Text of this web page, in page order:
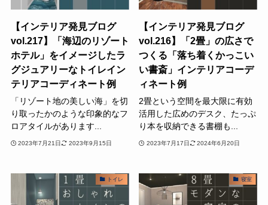
【インテリア発見ブログ
vol.217】「海辺のリゾート
ホテル」をイメージしたラ
グジュアリーなトイレイン
テリアコーディネート例
「リゾート地の美しい海」を切
り取ったかのような印象的なフ
ロアタイルがあります...
2023年7月21日 2023年9月15日
【インテリア発見ブログ
vol.216】「2畳」の広さで
つくる「落ち着くかっこい
い書斎」インテリアコーデ
ィネート例
2畳という空間を最大限に有効
活用した広めのデスク、たっぷ
り本を収納できる書棚も...
2023年7月17日 2024年6月20日
トイレ 寝室